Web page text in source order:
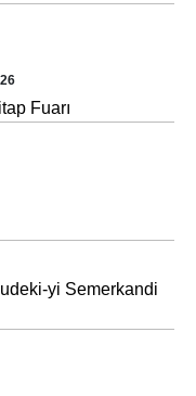
Fuarı
yi Semerkandi